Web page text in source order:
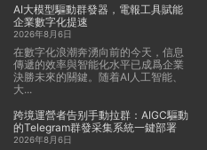
AI大模型驅動群發器，電報工具賦能
企業數字化提速
2026年8月6日
在數字化浪潮奔湧向前的今天，信息
傳遞的效率與智能化水平已成爲企業
決勝未來的關鍵。随着AI人工智能、
大...
跨境運營者告别手動拉群：AIGC驅動
的Telegram群發采集系統一鍵部署
2026年8月6日